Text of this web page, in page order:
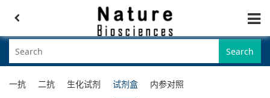
Search
一抗 二抗 生化试剂 试剂盒 内参对照